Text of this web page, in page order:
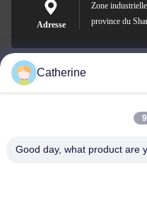
Adresse
Zone
province du
Catherine
Good day, what product are